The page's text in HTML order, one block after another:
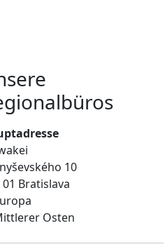
10
01 Bratislava
Osten